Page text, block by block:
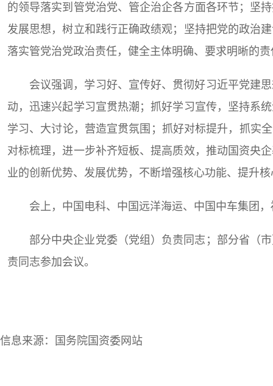
的领导落实到管党治党、管企治企各方面各环节；坚
发展思想，树立和践行正确政绩观；坚持把党的政治
落实管党治党政治责任，健全主体明确、要求明晰的
会议强调，学习好、宣传好、贯彻好习近平党建
动，迅速兴起学习宣贯热潮；抓好学习宣传，坚持系
学习、大讨论，营造宣贯氛围；抓好对标提升，抓实
对标梳理，进一步补齐短板、提高质效，推动国资央
业的创新优势、发展优势，不断增强核心功能、提升
会上，中国电科、中国远洋海运、中国中车集团
部分中央企业党委（党组）负责同志；部分省（
责同志参加会议。
信息来源：国务院国资委网站